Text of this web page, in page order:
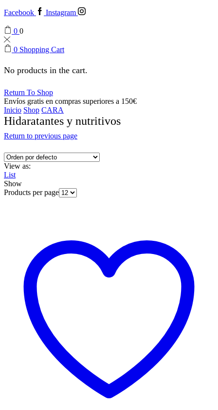
Facebook Instagram
0 0
0 Shopping Cart
No products in the cart.
Return To Shop
Envíos gratis en compras superiores a 150€
Inicio Shop CARA
Hidaratantes y nutritivos
Return to previous page
View as:
List
Show
Products per page